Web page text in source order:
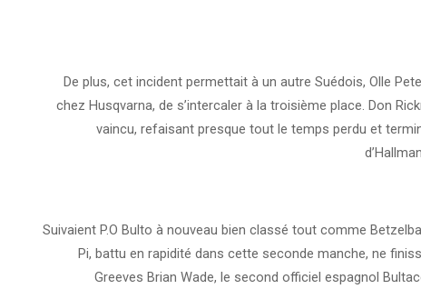
De plus, cet incident permettait à un autre Suédois, Olle
chez Husqvarna, de s’intercaler à la troisième place. Don
vaincu, refaisant presque tout le temps perdu et
Suivaient P.O Bulto à nouveau bien classé tout comme
Pi, battu en rapidité dans cette seconde manche, ne
Greeves Brian Wade, le second officiel espagnol